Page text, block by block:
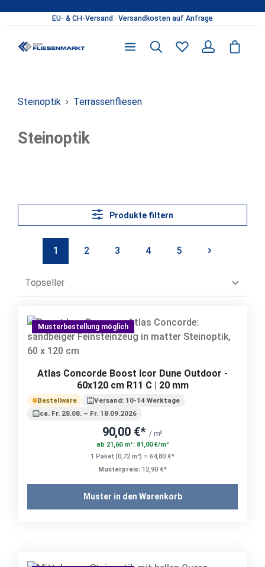
Zum Hauptinhalt springen
Du hast 0 Produkte
Terrassenfliesen
Steinoptik
Steinoptik
Produkte filtern
Seite
1
Seite
2
Seite
3
Seite
4
Seite
5
Musterbestellung möglich
Atlas Concorde Boost Icor Dune Outdoor -
60x120 cm R11 C | 20 mm
Bestellware
Versand: 10-14 Werktage
ca. Fr. 28.08. – Fr. 18.09.2026
90,00 €* / m²
ab 21,60 m²: 81,00 €/m²
1 Paket (0,72 m²) = 64,80 €*
Musterpreis: 12,90 €*
Muster in den Warenkorb